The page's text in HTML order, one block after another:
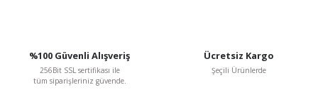
%100 Güvenli Alışveriş
256Bit SSL sertifikası ile
tüm siparişleriniz güvende.
Ücretsiz Kargo
Şeçili Ürünlerde